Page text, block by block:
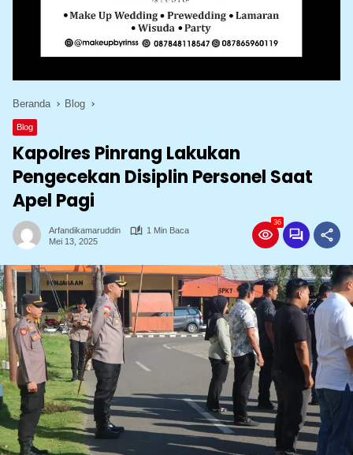
Beranda Blog
Blog
Kapolres Pinrang Lakukan
Pengecekan Disiplin Personel Saat
Apel Pagi
Arfandikamaruddin
1 Min Baca
Mei 13, 2025
36